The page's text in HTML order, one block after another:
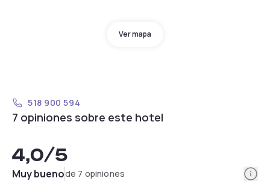
Ver mapa
518 900 594
7 opiniones sobre este hotel
4,0/5
Muy buenode 7 opiniones